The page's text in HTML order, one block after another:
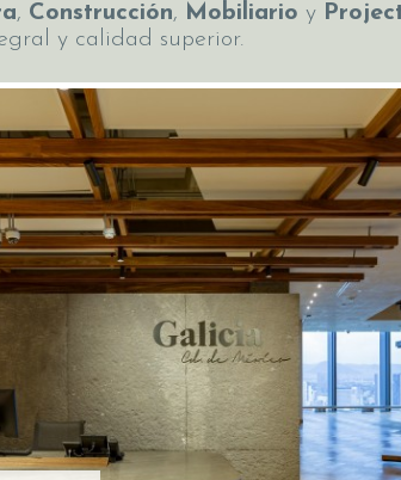
, Construcción, Mobiliario y
y calidad superior.